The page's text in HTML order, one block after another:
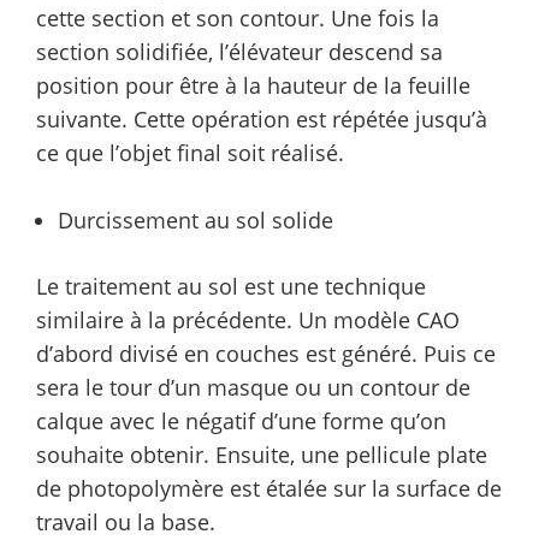
cette section et son contour. Une fois la
section solidifiée, l’élévateur descend sa
position pour être à la hauteur de la feuille
suivante. Cette opération est répétée jusqu’à
ce que l’objet final soit réalisé.
Durcissement au sol solide
Le traitement au sol est une technique
similaire à la précédente. Un modèle CAO
d’abord divisé en couches est généré. Puis ce
sera le tour d’un masque ou un contour de
calque avec le négatif d’une forme qu’on
souhaite obtenir. Ensuite, une pellicule plate
de photopolymère est étalée sur la surface de
travail ou la base.